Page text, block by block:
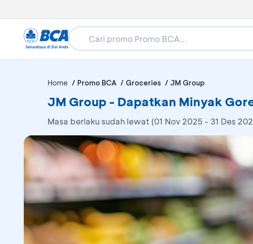
Home Promo BCA Groceries JM Group
JM Group - Dapatkan Minyak
Masa berlaku sudah lewat (01 Nov 2025 - 31 Des